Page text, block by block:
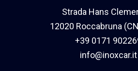
Strada Hans
12020 Roccabruna
+39 0171
info@inoxcar.it